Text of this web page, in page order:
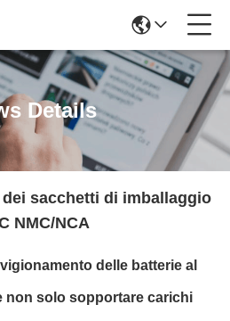
Details
sacchetti di imballaggio
NMC/NCA
delle batterie al
non solo sopportare carichi